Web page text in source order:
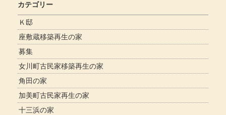
カテゴリー
Ｋ邸
座敷蔵移築再生の家
募集
女川町古民家移築再生の家
角田の家
加美町古民家再生の家
十三浜の家